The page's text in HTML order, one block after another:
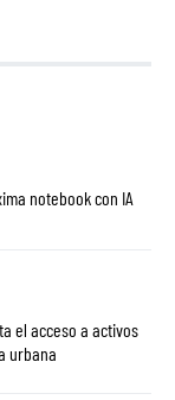
notebook con IA
urbana